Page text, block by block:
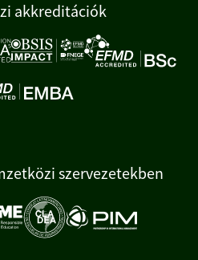
akkreditációk
szervezetekben